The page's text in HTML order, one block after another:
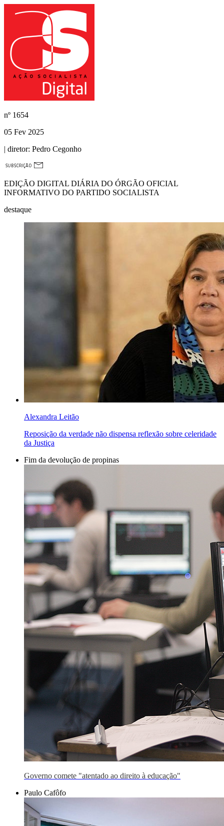
nº 1654
05 Fev 2025
| diretor: Pedro Cegonho
EDIÇÃO DIGITAL DIÁRIA DO ÓRGÃO OFICIAL
INFORMATIVO DO PARTIDO SOCIALISTA
destaque
Alexandra Leitão
Reposição da verdade não dispensa reflexão sobre celeridade
da Justiça
Fim da devolução de propinas
Governo comete "atentado ao direito à educação"
Paulo Cafôfo